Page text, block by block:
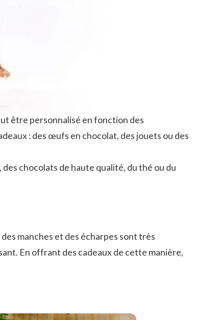
être personnalisé en fonction des
: des œufs en chocolat, des jouets ou des
chocolats de haute qualité, du thé ou du
manches et des écharpes sont très
En offrant des cadeaux de cette manière,